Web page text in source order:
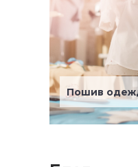
Пошив